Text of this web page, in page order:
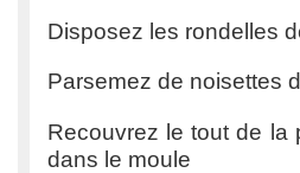
Disposez les rondelles
Parsemez de noisettes
Recouvrez le tout de la
dans le moule